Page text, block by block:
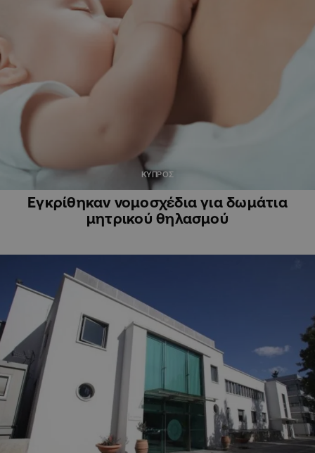
ΚΥΠΡΟΣ
Εγκρίθηκαν νομοσχέδια για δωμάτια
μητρικού θηλασμού